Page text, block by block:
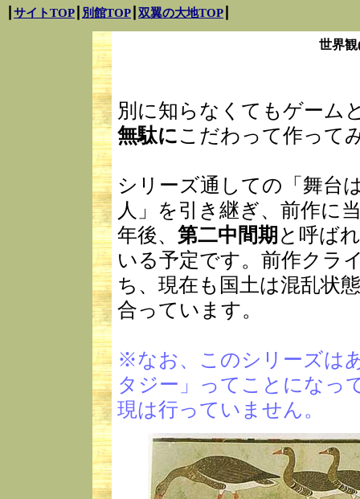
サイトTOP 別館TOP 双翼の大地TOP
世界
別に知らなくてもゲーム
無駄にこだわって作って
シリーズ通しての「舞台
人」を引き継ぎ、前作に
年後、 第二中間期 と呼ば
いる予定です。前作クラ
ち、現在も国土は混乱状
合っています。
※なお、このシリーズは
タジー」ってことになっ
現は行っていません。